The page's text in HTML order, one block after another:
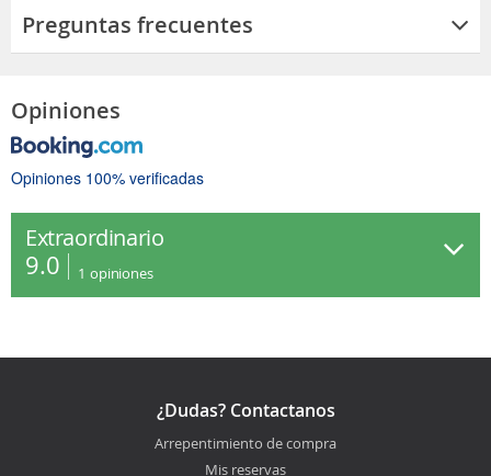
Preguntas frecuentes
Opiniones
Opiniones 100% verificadas
Extraordinario
9.0 1 opiniones
¿Dudas? Contactanos
Arrepentimiento de compra
Mis reservas